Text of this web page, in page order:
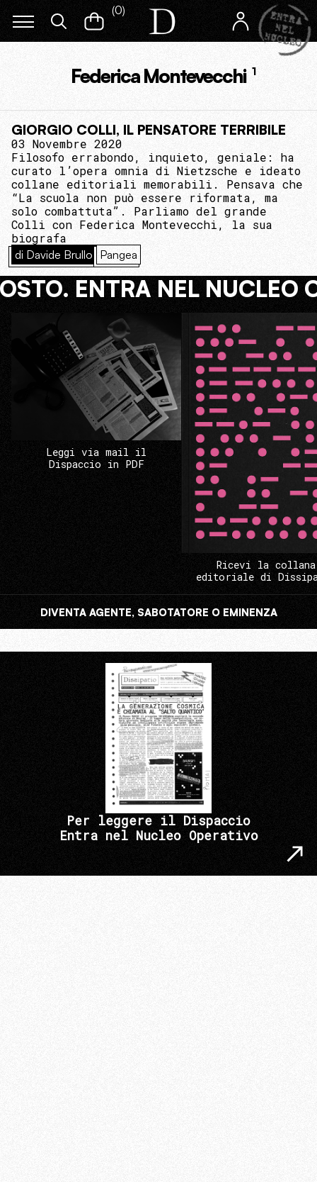
(0)
Federica Montevecchi 1
GIORGIO COLLI, IL PENSATORE TERRIBILE
03 Novembre 2020
Filosofo errabondo, inquieto, geniale: ha
curato l’opera omnia di Nietzsche e ideato
collane editoriali memorabili. Pensava che
“La scuola non può essere riformata, ma
solo combattuta”. Parliamo del grande
Colli con Federica Montevecchi, la sua
biografa
di Davide Brullo Pangea
ENTRA NEL NUCLEO
Leggi via mail il
Dispaccio in PDF
Ricevi la collana
editoriale di
DIVENTA AGENTE, SABOTATORE O EMINENZA
Per leggere il Dispaccio
Entra nel Nucleo Operativo